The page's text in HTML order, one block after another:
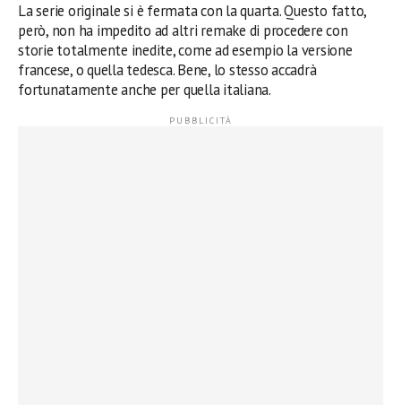
La serie originale si è fermata con la quarta. Questo fatto,
però, non ha impedito ad altri remake di procedere con
storie totalmente inedite, come ad esempio la versione
francese, o quella tedesca. Bene, lo stesso accadrà
fortunatamente anche per quella italiana.